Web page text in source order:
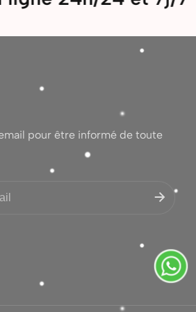
pour être informé de toute